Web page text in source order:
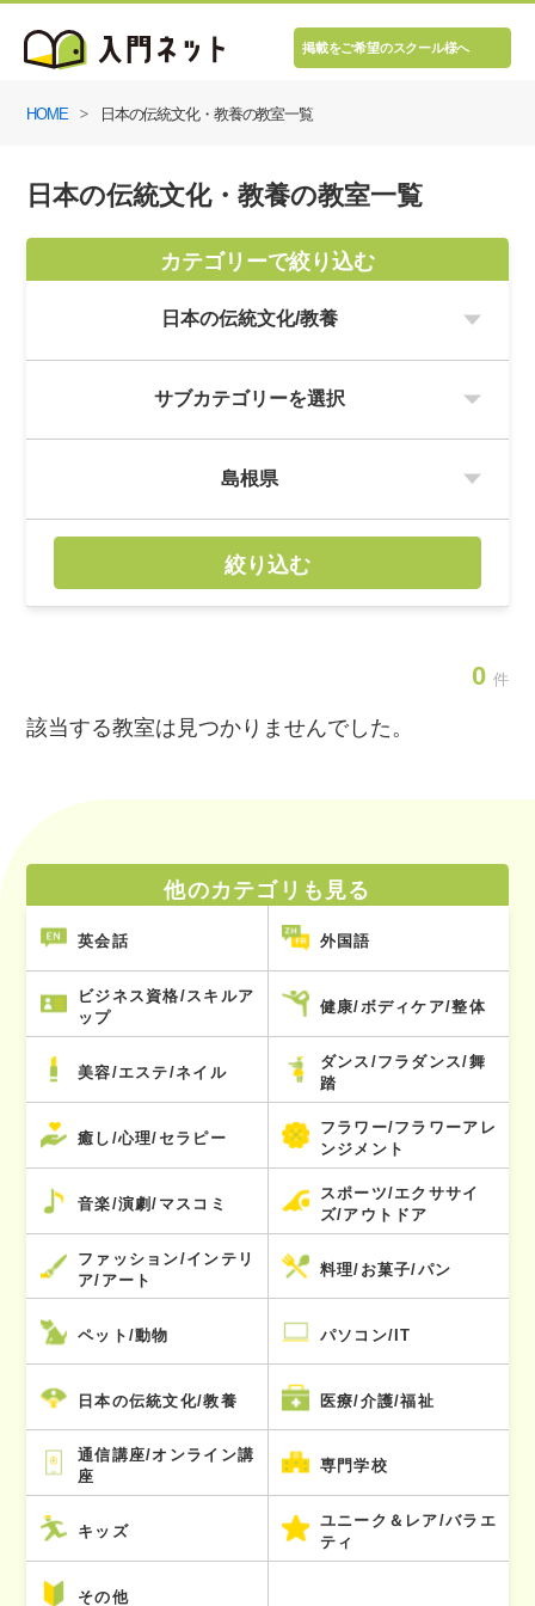
掲載をご希望のスクール様へ
HOME 日本の伝統文化・教養の教室一覧
日本の伝統文化・教養の教室一覧
カテゴリーで絞り込む
絞り込む
0 件
該当する教室は見つかりませんでした。
他のカテゴリも見る
英会話 外国語
ビジネス資格/スキルア
ップ
健康/ボディケア/整体
美容/エステ/ネイル
ダンス/フラダンス/舞
踏
癒し/心理/セラピー
フラワー/フラワーアレ
ンジメント
音楽/演劇/マスコミ
スポーツ/エクササイ
ズ/アウトドア
ファッション/インテリ
ア/アート
料理/お菓子/パン
ペット/動物 パソコン/IT
日本の伝統文化/教養 医療/介護/福祉
通信講座/オンライン講
座
専門学校
キッズ
ユニーク＆レア/バラエ
ティ
その他